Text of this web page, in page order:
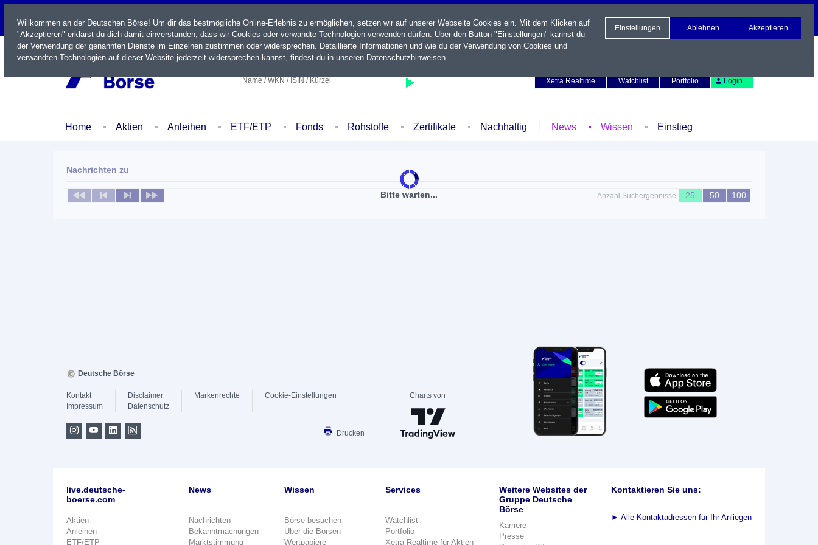
LIVE
Name / WKN / ISIN / Kürzel
Xetra Realtime
Watchlist Portfolio Login
Home Aktien Anleihen ETF/ETP Fonds Rohstoffe Zertifikate Nachhaltig News Wissen Einstieg
Bitte warten...
Nachrichten zu
Keine News verfügbar Anzahl Suchergebnisse 25 50 100
Willkommen an der Deutschen Börse! Um dir das bestmögliche Online-Erlebnis zu ermöglichen, setzen wir auf unserer Webseite Cookies ein. Mit dem Klicken auf
"Akzeptieren" erklärst du dich damit einverstanden, dass wir Cookies oder verwandte Technologien verwenden dürfen. Über den Button "Einstellungen" kannst du
der Verwendung der genannten Dienste im Einzelnen zustimmen oder widersprechen. Detaillierte Informationen und wie du der Verwendung von Cookies und
verwandten Technologien auf dieser Website jederzeit widersprechen kannst, findest du in unseren Datenschutzhinweisen.
Einstellungen Ablehnen Akzeptieren
Deutsche Börse
Kontakt
Impressum
Disclaimer
Datenschutz
Markenrechte Cookie-Einstellungen
Drucken
Charts von
live.deutsche-
boerse.com
Aktien
Anleihen
ETF/ETP
News
Nachrichten
Bekanntmachungen
Marktstimmung
Wissen
Börse besuchen
Über die Börsen
Wertpapiere
Services
Watchlist
Portfolio
Xetra Realtime für Aktien
Weitere Websites der
Gruppe Deutsche
Börse
Karriere
Presse
Kontaktieren Sie uns:
► Alle Kontaktadressen für Ihr Anliegen